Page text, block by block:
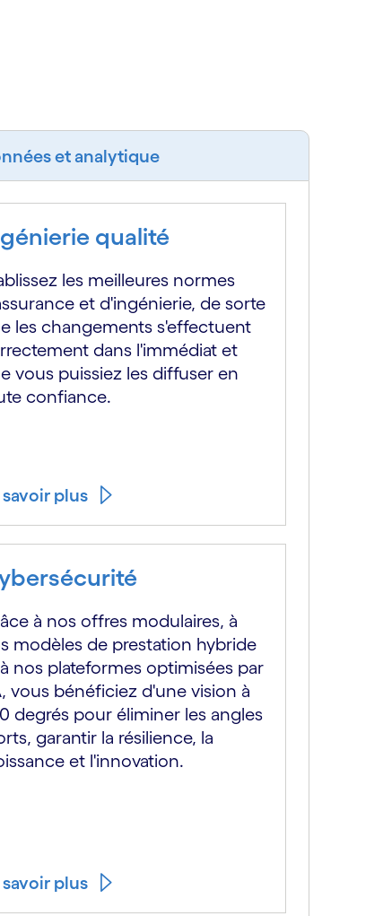
et analytique
qualité
les meilleures normes
et d'ingénierie, de sorte
les changements s'effectuent
dans l'immédiat et
vous puissiez les diffuser en
confiance.
savoir plus
à nos offres modulaires, à
modèles de prestation hybride
nos plateformes optimisées par
vous bénéficiez d'une vision à
degrés pour éliminer les angles
garantir la résilience, la
et l'innovation.
savoir plus